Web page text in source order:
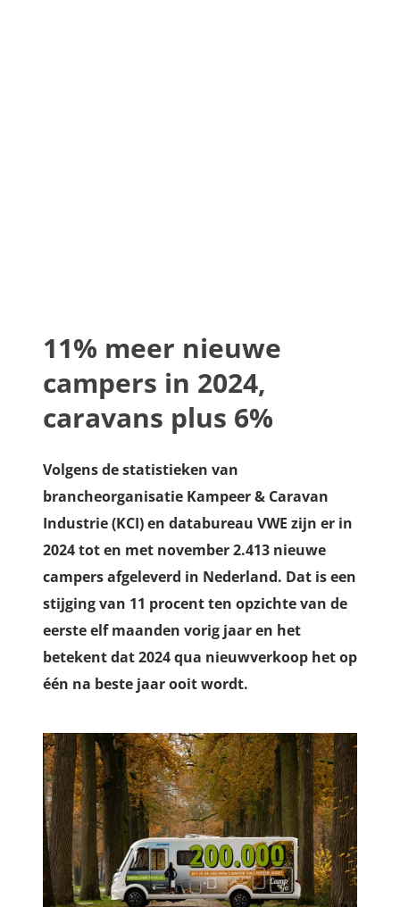
11% meer nieuwe
campers in 2024,
caravans plus 6%
Volgens de statistieken van
brancheorganisatie Kampeer & Caravan
Industrie (KCI) en databureau VWE zijn er in
2024 tot en met november 2.413 nieuwe
campers afgeleverd in Nederland. Dat is een
stijging van 11 procent ten opzichte van de
eerste elf maanden vorig jaar en het
betekent dat 2024 qua nieuwverkoop het op
één na beste jaar ooit wordt.